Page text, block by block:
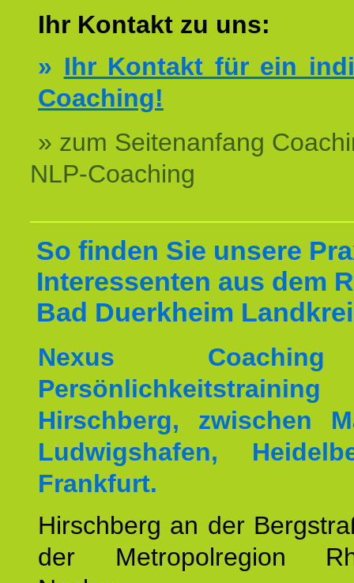
Ihr Kontakt zu uns:
» Ihr Kontakt für ein
Coaching!
» zum Seitenanfang
NLP-Coaching
So finden Sie unsere
Interessenten aus dem
Bad Duerkheim
Nexus
Hirschberg, zwischen
Ludwigshafen,
Frankfurt.
Hirschberg an der
der Metropolregion